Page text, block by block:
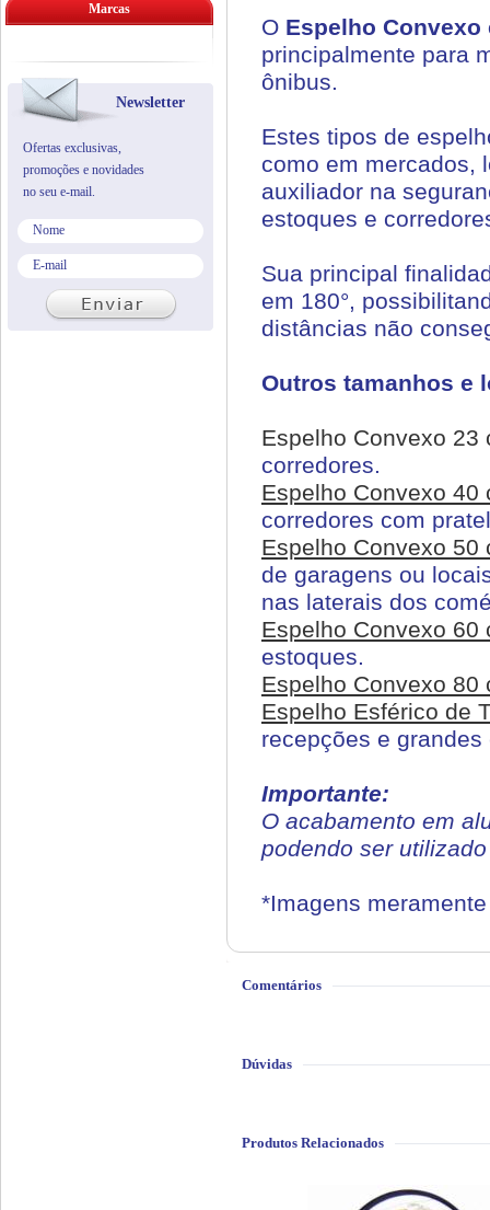
O Espelho
principalmente para
ônibus.
Estes tipos de
como em mercados,
auxiliador na
estoques e
Sua principal
em 180°,
distâncias não
Outros tamanhos e
Espelho Convexo 23
corredores.
Espelho Convexo 40
corredores com
Espelho Convexo 50
de garagens ou
nas laterais dos
Espelho Convexo 60
estoques.
Espelho Convexo 80
Espelho Esférico de
recepções e
Importante:
O acabamento em
podendo ser
*Imagens
Comentários
Dúvidas
Produtos Relacionados
Marcas
Newsletter
Ofertas exclusivas,
promoções e novidades
no seu e-mail.